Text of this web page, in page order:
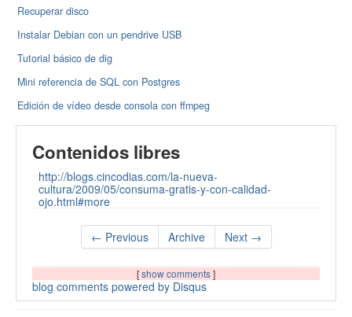
Recuperar disco
Instalar Debian con un pendrive USB
Tutorial básico de dig
Mini referencia de SQL con Postgres
Edición de vídeo desde consola con ffmpeg
Contenidos libres
http://blogs.cincodias.com/la-nueva-
cultura/2009/05/consuma-gratis-y-con-calidad-
ojo.html#more
← Previous Archive Next →
[show comments]
blog comments powered by Disqus